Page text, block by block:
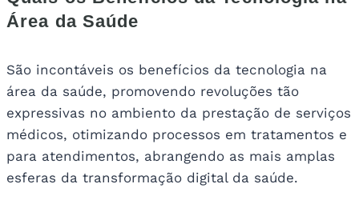
Área da Saúde
São incontáveis os benefícios da tecnologia na
área da saúde, promovendo revoluções tão
expressivas no ambiento da prestação de serviços
médicos, otimizando processos em tratamentos e
para atendimentos, abrangendo as mais amplas
esferas da transformação digital da saúde.